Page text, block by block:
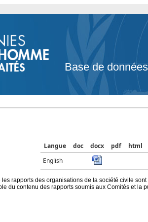
Base de
Langue doc docx pdf html
English
les rapports des organisations de la société civile
du contenu des rapports soumis aux Comités et la